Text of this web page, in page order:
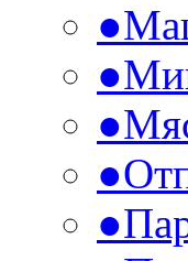
●
●
●
●
●